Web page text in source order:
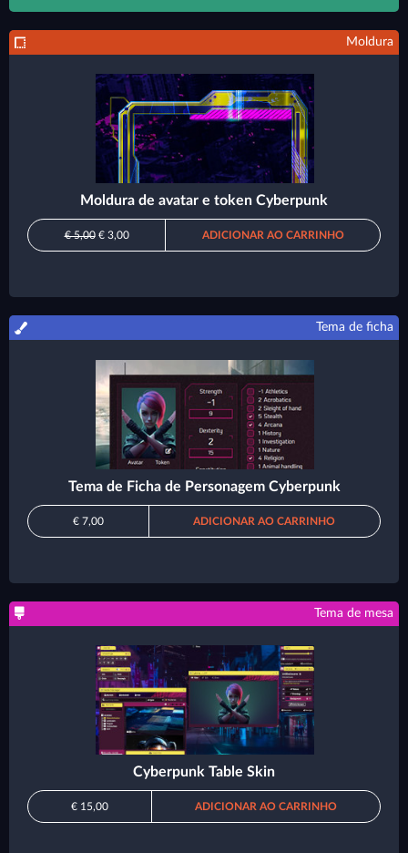
Moldura
Moldura de avatar e token Cyberpunk
€ 5,00€ 3,00 ADICIONAR AO CARRINHO
Tema de ficha
Tema de Ficha de Personagem Cyberpunk
€ 7,00 ADICIONAR AO CARRINHO
Tema de mesa
Cyberpunk Table Skin
€ 15,00 ADICIONAR AO CARRINHO